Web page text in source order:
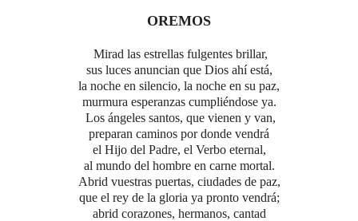
OREMOS
Mirad las estrellas fulgentes brillar,
sus luces anuncian que Dios ahí está,
la noche en silencio, la noche en su paz,
murmura esperanzas cumpliéndose ya.
Los ángeles santos, que vienen y van,
preparan caminos por donde vendrá
el Hijo del Padre, el Verbo eternal,
al mundo del hombre en carne mortal.
Abrid vuestras puertas, ciudades de paz,
que el rey de la gloria ya pronto vendrá;
abrid corazones, hermanos, cantad